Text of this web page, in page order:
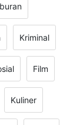
Kriminal
Film
Kuliner